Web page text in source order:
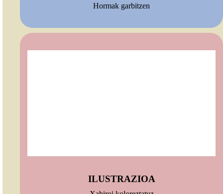
Hormak garbitzen
ILUSTRAZIOA